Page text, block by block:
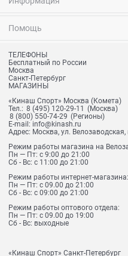
Помощь
ТЕЛЕФОНЫ
Бесплатный по России
Москва
Санкт-Петербург
МАГАЗИНЫ
«Кинаш Спорт» Москва (Комета)
Тел.: 8 (495) 120-29-11
(Москва)
8 (800) 550-74-29 (Регионы)
E-mail: info@kinash.ru
Адрес: Москва, ул.
Режим работы магазина на
Пн — Пт: с 9:00 до 21:00
Сб - Вс: с 11:00 до 21:00
Режим работы интернет-магазина:
Пн — Пт: с 09.00 до 21:00
Сб - Вс: с 09:00 до 21:00
Режим работы оптового отдела:
Пн — Пт: с 09.00 до 19:00
Сб - Вс: выходные
«Кинаш Спорт» Санкт-Петербург